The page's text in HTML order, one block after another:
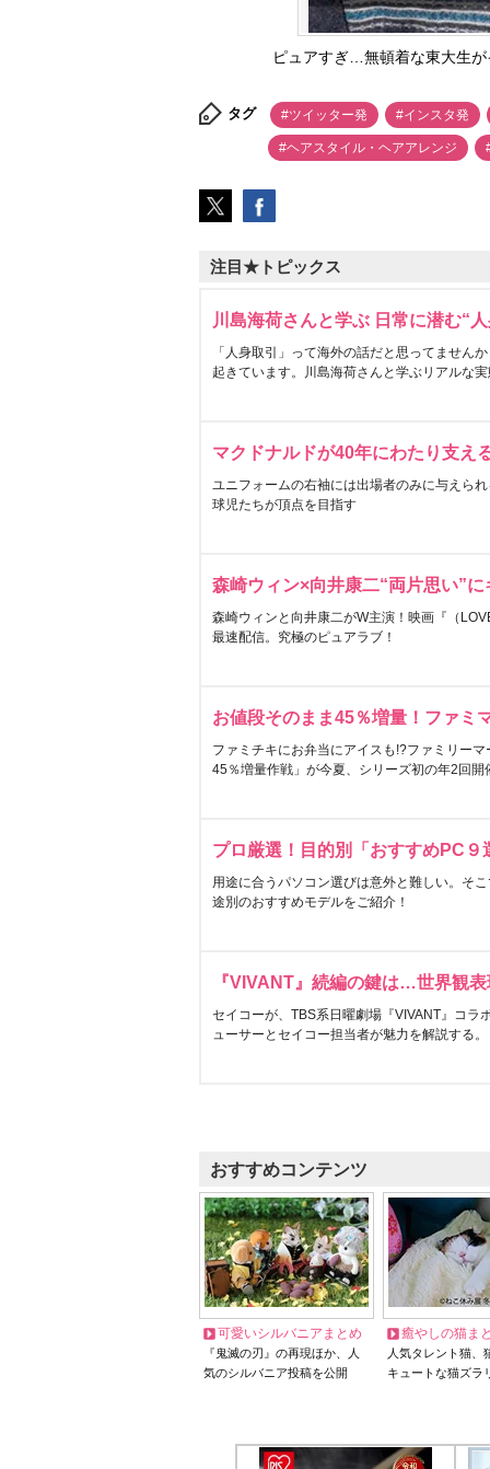
ピュアすぎ…無頓着な東大生
タグ #ツイッター発 #インスタ発
#ヘアスタイル・ヘアアレンジ
注目★トピックス
川島海荷さんと学ぶ 日常に潜む“
「人身取引」って海外の話だと思ってません
起きています。川島海荷さんと学ぶリアルな
マクドナルドが40年にわたり支え
ユニフォームの右袖には出場者のみに与えら
球児たちが頂点を目指す
森崎ウィン×向井康二“両片思い”
森崎ウィンと向井康二がW主演！映画『（
最速配信。究極のピュアラブ！
お値段そのまま45％増量！ファミ
ファミチキにお弁当にアイスも!?ファミリー
45％増量作戦」が今夏、シリーズ初の年2回開
プロ厳選！目的別「おすすめPC９
用途に合うパソコン選びは意外と難しい。そ
途別のおすすめモデルをご紹介！
『VIVANT』続編の鍵は…世界観
セイコーが、TBS系日曜劇場『VIVANT』コラ
ューサーとセイコー担当者が魅力を解説する。
おすすめコンテンツ
可愛いシルバニアまとめ
『鬼滅の刃』の再現ほか、人
気のシルバニア投稿を公開
癒やしの猫ま
人気タレント猫
キュートな猫ズラ